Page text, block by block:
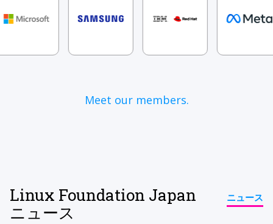
Meet our members.
Linux Foundation Japan
ニュース
ニュース